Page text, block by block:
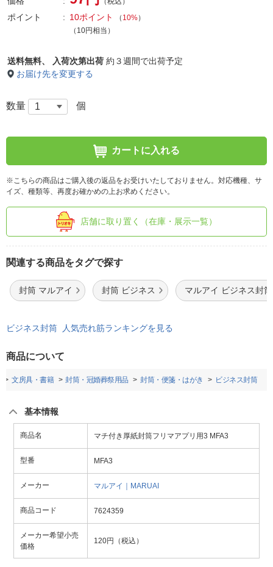
ポイント 10ポイント （ 10%）
（10円相当）
送料無料、 入荷次第出荷 約３週間で出荷予定
お届け先を変更する
数量 個
カートに入れる
※こちらの商品はご購入後の返品をお受けいたしておりません。対応機種、サ
イズ、種類等、再度お確かめの上お求めください。
店舗に取り置く（在庫・展示一覧）
関連する商品をタグで探す
封筒 マルアイ 封筒 ビジネス マルアイ ビジネス封筒
ビジネス封筒 人気売れ筋ランキングを見る
商品について
文房具・書籍 封筒・冠婚葬祭用品 封筒・便箋・はがき ビジネス封筒
基本情報
商品名 マチ付き厚紙封筒フリマアプリ用3 MFA3
型番 MFA3
メーカー マルアイ｜MARUAI
商品コード 7624359
メーカー希望小売
価格
120円（税込）